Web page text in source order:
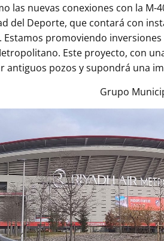
las nuevas conexiones con la M-
del Deporte, que contará con
Estamos promoviendo
Este proyecto, con
antiguos pozos y supondrá una
Grupo